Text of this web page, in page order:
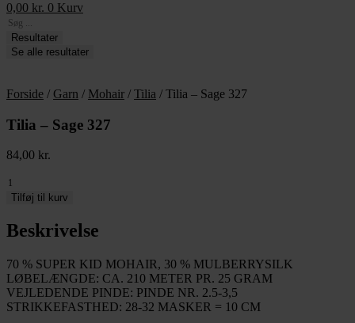
0,00 kr. 0 Kurv
Search
...Resultater
Se alle resultater
Forside / Garn / Mohair / Tilia / Tilia – Sage 327
Tilia – Sage 327
84,00 kr.
Tilia
327
antal
Tilføj til kurv
Beskrivelse
70 % SUPER KID MOHAIR, 30 % MULBERRYSILK
LØBELÆNGDE: CA. 210 METER PR. 25 GRAM
VEJLEDENDE PINDE: PINDE NR. 2.5-3,5
STRIKKEFASTHED: 28-32 MASKER = 10 CM